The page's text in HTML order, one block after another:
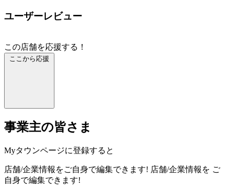
ユーザーレビュー
この店舗を応援する！
ここから応援
事業主の皆さま
Myタウンページに登録すると
店舗/企業情報をご自身で編集できます! 店舗/企業情報を ご
自身で編集できます!